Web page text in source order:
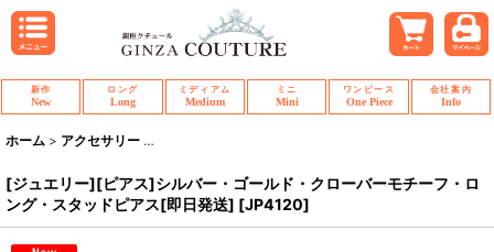
新作
New
ロング
Long
ミディアム
Medium
ミニ
Mini
ワンピース
One Piece
会社案内
Info
ホーム > アクセサリー >
[ジュエリー][ピアス]シルバー・ゴールド・クローバーモチーフ・ロ
ング・スタッドピアス[即日発送] [JP4120]